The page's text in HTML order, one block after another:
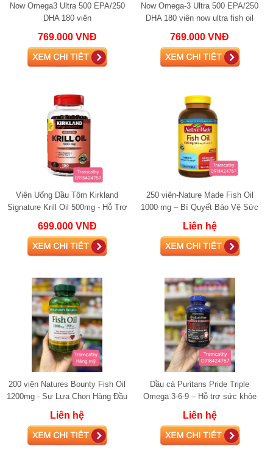
Now Omega3 Ultra 500 EPA/250
DHA 180 viên
769.000 VNĐ
Now Omega-3 Ultra 500 EPA/250
DHA 180 viên now ultra fish oil
769.000 VNĐ
Viên Uống Dầu Tôm Kirkland
Signature Krill Oil 500mg - Hỗ Trợ
Chức Nă
699.000 VNĐ
250 viên-Nature Made Fish Oil
1000 mg – Bí Quyết Bảo Vệ Sức
Liên hệ
200 viên Natures Bounty Fish Oil
1200mg - Sự Lựa Chọn Hàng Đầu
Khỏe Tim M
Liên hệ
Dầu cá Puritans Pride Triple
Omega 3-6-9 – Hỗ trợ sức khỏe
Liên hệ